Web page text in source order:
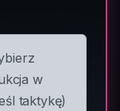
w
taktykę)